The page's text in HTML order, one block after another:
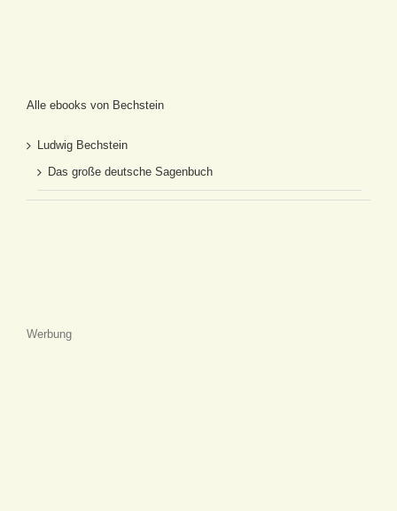
Alle ebooks von Bechstein
Ludwig Bechstein
Das große deutsche Sagenbuch
Werbung